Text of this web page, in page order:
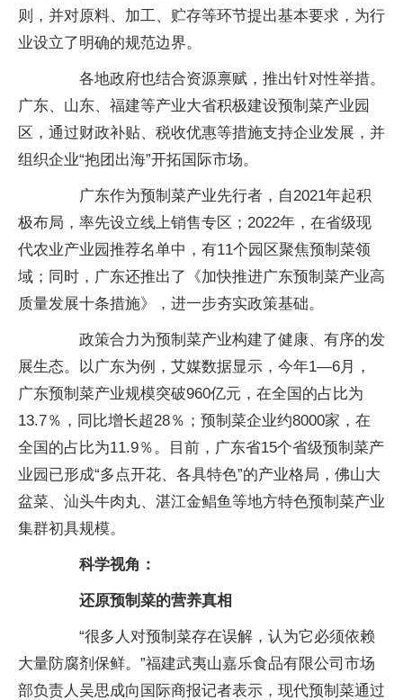
则，并对原料、加工、贮存等环节提出基本要求，为行
业设立了明确的规范边界。
各地政府也结合资源禀赋，推出针对性举措。
广东、山东、福建等产业大省积极建设预制菜产业园
区，通过财政补贴、税收优惠等措施支持企业发展，并
组织企业“抱团出海”开拓国际市场。
广东作为预制菜产业先行者，自2021年起积
极布局，率先设立线上销售专区；2022年，在省级现
代农业产业园推荐名单中，有11个园区聚焦预制菜领
域；同时，广东还推出了《加快推进广东预制菜产业高
质量发展十条措施》，进一步夯实政策基础。
政策合力为预制菜产业构建了健康、有序的发
展生态。以广东为例，艾媒数据显示，今年1—6月，
广东预制菜产业规模突破960亿元，在全国的占比为
13.7％，同比增长超28％；预制菜企业约8000家，在
全国的占比为11.9％。目前，广东省15个省级预制菜产
业园已形成“多点开花、各具特色”的产业格局，佛山大
盆菜、汕头牛肉丸、湛江金鲳鱼等地方特色预制菜产业
集群初具规模。
科学视角：
还原预制菜的营养真相
“很多人对预制菜存在误解，认为它必须依赖
大量防腐剂保鲜。”福建武夷山嘉乐食品有限公司市场
部负责人吴思成向国际商报记者表示，现代预制菜通过